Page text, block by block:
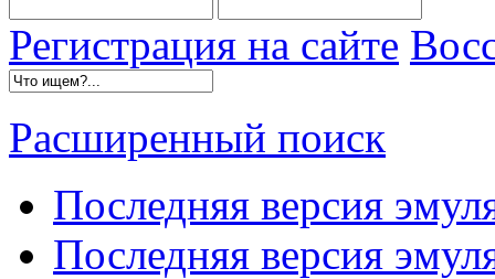
Регистрация на сайте
Расширенный поиск
Последняя версия
Последняя версия